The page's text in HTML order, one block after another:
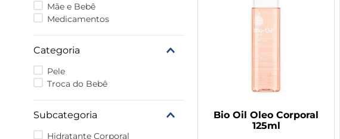
Mãe e Bebê
Medicamentos
Categoria
Pele
Troca do Bebê
Subcategoria
Hidratante Corporal
Bio Oil Oleo Corporal
125ml